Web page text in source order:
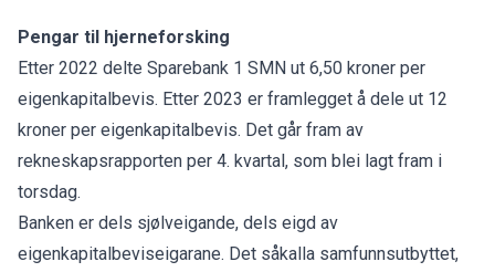
Pengar til hjerneforsking
Etter 2022 delte Sparebank 1 SMN ut 6,50 kroner per
eigenkapitalbevis. Etter 2023 er framlegget å dele ut 12
kroner per eigenkapitalbevis. Det går fram av
rekneskapsrapporten per 4. kvartal, som blei lagt fram i
torsdag.
Banken er dels sjølveigande, dels eigd av
eigenkapitalbeviseigarane. Det såkalla samfunnsutbyttet,